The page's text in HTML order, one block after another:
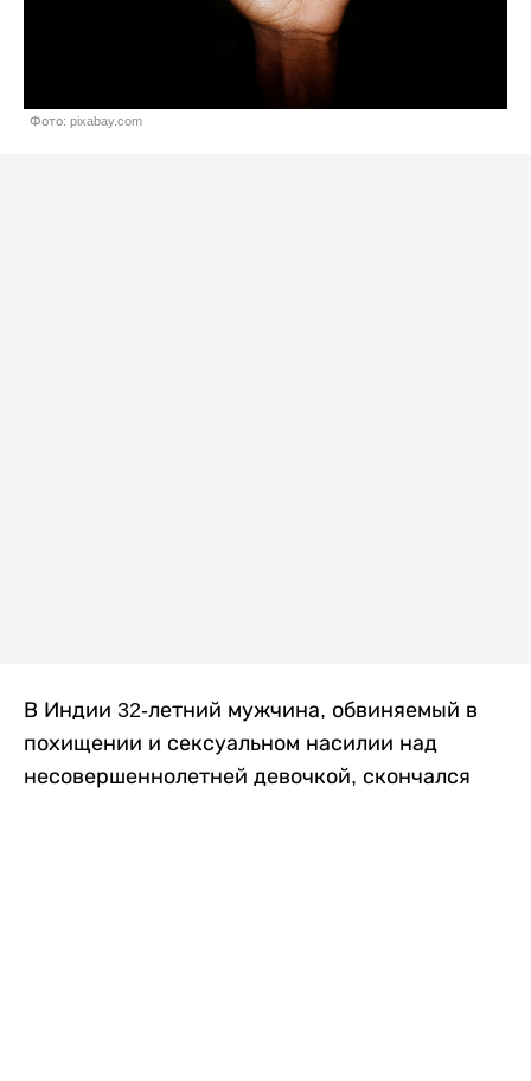
Фото: pixabay.com
В Индии 32-летний мужчина, обвиняемый в
похищении и сексуальном насилии над
несовершеннолетней девочкой, скончался